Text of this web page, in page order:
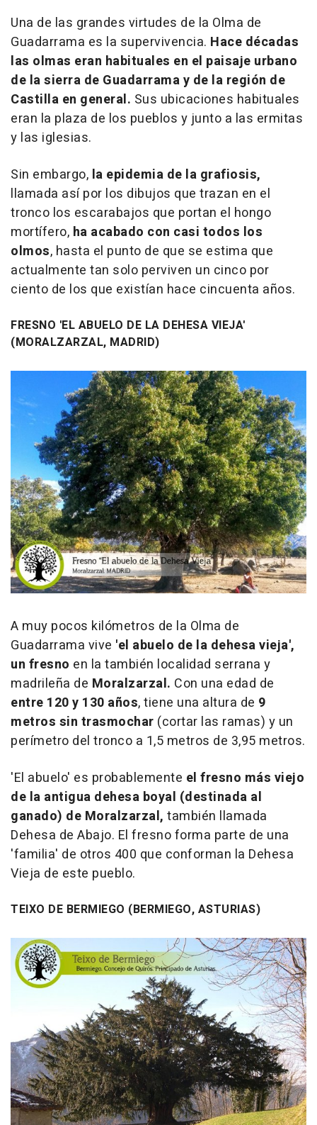
Una de las grandes virtudes de la Olma de
Guadarrama es la supervivencia. Hace décadas
las olmas eran habituales en el paisaje urbano
de la sierra de Guadarrama y de la región de
Castilla en general. Sus ubicaciones habituales
eran la plaza de los pueblos y junto a las ermitas
y las iglesias.
Sin embargo, la epidemia de la grafiosis,
llamada así por los dibujos que trazan en el
tronco los escarabajos que portan el hongo
mortífero, ha acabado con casi todos los
olmos, hasta el punto de que se estima que
actualmente tan solo perviven un cinco por
ciento de los que existían hace cincuenta años.
FRESNO 'EL ABUELO DE LA DEHESA VIEJA'
(MORALZARZAL, MADRID)
A muy pocos kilómetros de la Olma de
Guadarrama vive 'el abuelo de la dehesa vieja',
un fresno en la también localidad serrana y
madrileña de Moralzarzal. Con una edad de
entre 120 y 130 años, tiene una altura de 9
metros sin trasmochar (cortar las ramas) y un
perímetro del tronco a 1,5 metros de 3,95 metros.
'El abuelo' es probablemente el fresno más viejo
de la antigua dehesa boyal (destinada al
ganado) de Moralzarzal, también llamada
Dehesa de Abajo. El fresno forma parte de una
'familia' de otros 400 que conforman la Dehesa
Vieja de este pueblo.
TEIXO DE BERMIEGO (BERMIEGO, ASTURIAS)